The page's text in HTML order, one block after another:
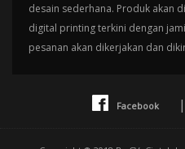
desain sederhana. Produk akan
digital printing terkini dengan
pesanan akan dikerjakan dan
Facebook |